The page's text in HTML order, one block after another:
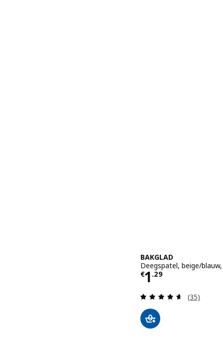
BAKGLAD
Deegspatel, beige/
€1 .29
Prijs € 1.29
(35)